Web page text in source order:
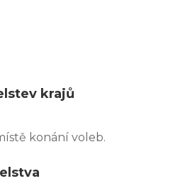
krajů
konání voleb.